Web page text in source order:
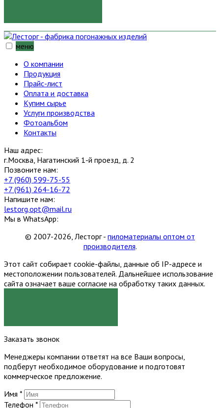
меню
О компании
Продукция
Прайс-лист
Оплата и доставка
Купим сырье
Услуги производства
Фотоальбом
Контакты
Наш адрес:
г.Москва, Нагатинский 1-й проезд, д. 2
Позвоните нам:
+7 (960) 599-75-55
+7 (961) 264-16-72
Напишите нам:
lestorg.opt@mail.ru
Мы в WhatsApp:
© 2007-2026, Лесторг - пиломатериалы оптом от
производителя.
Этот сайт собирает cookie-файлы, данные об IP-адресе и
местоположении пользователей. Дальнейшее использование
сайта означает ваше согласие на обработку таких данных.
Заказать звонок
Менеджеры компании ответят на все Ваши вопросы,
подберут необходимое оборудование и подготовят
коммерческое предложение.
Имя *
Телефон *